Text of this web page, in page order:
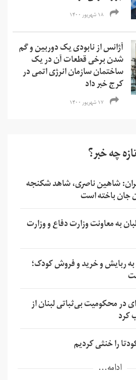
۱۸ شهریور ۱۴۰۰
آژانس از نابودی یک دوربین و گم
شدن برخی قطعات آن در یک
ساختمان سازمان انرژی اتمی در
کرج خبر داد
۱۷ شهریور ۱۴۰۰
چه خبر؟
شاهین ناصری، شاهد شکنجه
جان باخته است
به معاونت وزارت دفاع و وزارت
ربایش و خرید و فروش کودک؛
در محکومیت بی‌ثباتی لبنان از
کرد
را خنثی کردیم
ادامه...